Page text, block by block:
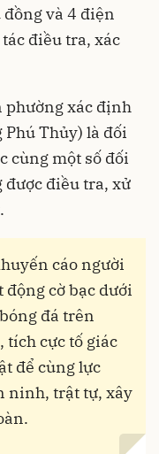
và 4 điện
điều tra, xác
phường xác định
Phú Thủy) là đối
cùng một số đối
được điều tra, xử
cáo người
động cờ bạc dưới
đá trên
tích cực tố giác
để cùng lực
ninh, trật tự, xây